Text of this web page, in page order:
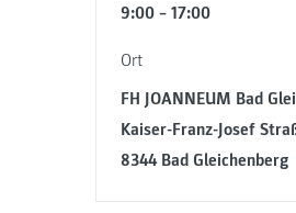
9:00 – 17:00
Ort
FH JOANNEUM Bad
Kaiser-Franz-Josef
8344 Bad Gleichenberg